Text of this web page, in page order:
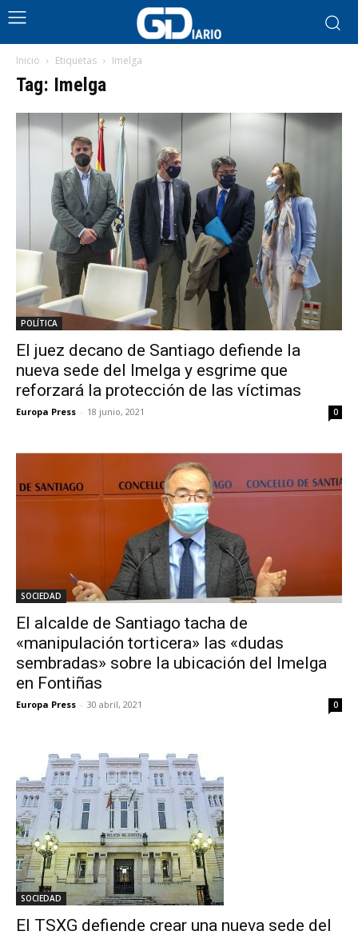
Inicio Etiquetas Imelga
Tag: Imelga
POLÍTICA
El juez decano de Santiago defiende la
nueva sede del Imelga y esgrime que
reforzará la protección de las víctimas
Europa Press - 18 junio, 2021 0
SOCIEDAD
El alcalde de Santiago tacha de
«manipulación torticera» las «dudas
sembradas» sobre la ubicación del Imelga
en Fontiñas
Europa Press - 30 abril, 2021 0
SOCIEDAD
El TSXG defiende crear una nueva sede del